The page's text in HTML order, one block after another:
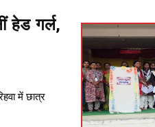
हेड गर्ल,
में छात्र